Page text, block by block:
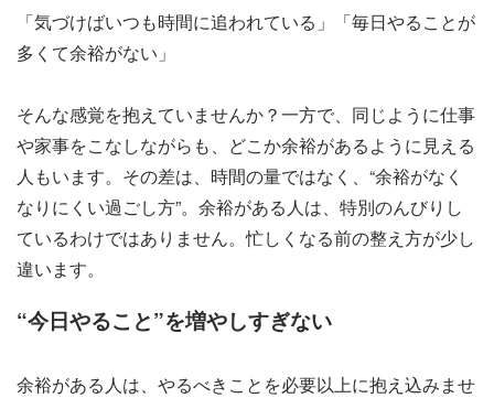
「気づけばいつも時間に追われている」「毎日やることが
多くて余裕がない」
そんな感覚を抱えていませんか？一方で、同じように仕事
や家事をこなしながらも、どこか余裕があるように見える
人もいます。その差は、時間の量ではなく、“余裕がなく
なりにくい過ごし方”。余裕がある人は、特別のんびりし
ているわけではありません。忙しくなる前の整え方が少し
違います。
“今日やること”を増やしすぎない
余裕がある人は、やるべきことを必要以上に抱え込みませ